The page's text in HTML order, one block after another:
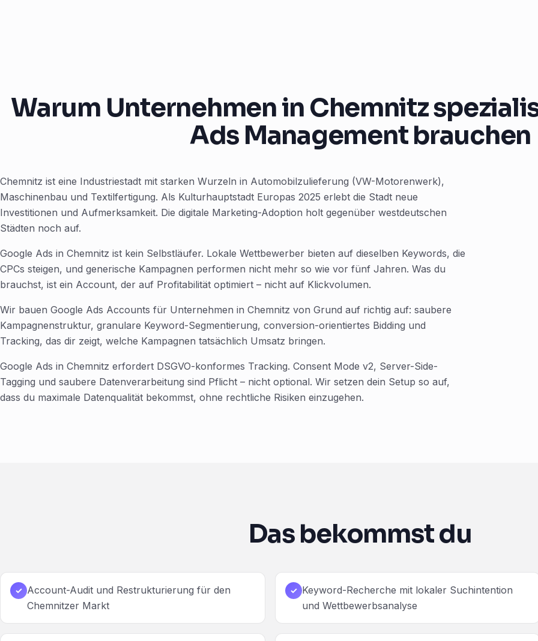
Warum Unternehmen in Chemnitz
Ads Management brauchen
Chemnitz ist eine Industriestadt mit starken Wurzeln in Automobilzulieferung (VW-Motorenwerk),
Maschinenbau und Textilfertigung. Als Kulturhauptstadt Europas 2025 erlebt die Stadt neue
Investitionen und Aufmerksamkeit. Die digitale Marketing-Adoption holt gegenüber westdeutschen
Städten noch auf.
Google Ads in Chemnitz ist kein Selbstläufer. Lokale Wettbewerber bieten auf dieselben Keywords, die
CPCs steigen, und generische Kampagnen performen nicht mehr so wie vor fünf Jahren. Was du
brauchst, ist ein Account, der auf Profitabilität optimiert – nicht auf Klickvolumen.
Wir bauen Google Ads Accounts für Unternehmen in Chemnitz von Grund auf richtig auf: saubere
Kampagnenstruktur, granulare Keyword-Segmentierung, conversion-orientiertes Bidding und
Tracking, das dir zeigt, welche Kampagnen tatsächlich Umsatz bringen.
Google Ads in Chemnitz erfordert DSGVO-konformes Tracking. Consent Mode v2, Server-Side-
Tagging und saubere Datenverarbeitung sind Pflicht – nicht optional. Wir setzen dein Setup so auf,
dass du maximale Datenqualität bekommst, ohne rechtliche Risiken einzugehen.
Das bekommst du
✓ Account-Audit und Restrukturierung für den
Chemnitzer Markt
✓ Keyword-Recherche mit lokaler Suchintention
und Wettbewerbsanalyse